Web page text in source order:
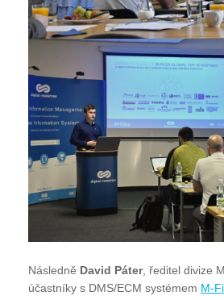
Následně David Páter, ředitel divize
účastníky s DMS/ECM systémem M-